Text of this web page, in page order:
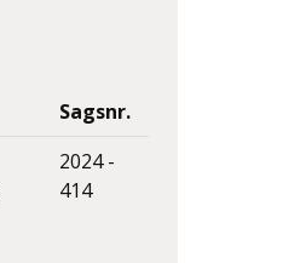
Sagsnr.
2024 -
414